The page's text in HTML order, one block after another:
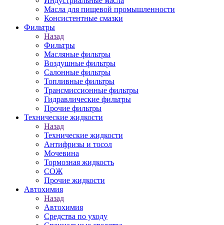
Масла для пищевой промышленности
Консистентные смазки
Фильтры
Назад
Фильтры
Масляные фильтры
Воздушные фильтры
Салонные фильтры
Топливные фильтры
Трансмиссионные фильтры
Гидравлические фильтры
Прочие фильтры
Технические жидкости
Назад
Технические жидкости
Антифризы и тосол
Мочевина
Тормозная жидкость
СОЖ
Прочие жидкости
Автохимия
Назад
Автохимия
Средства по уходу